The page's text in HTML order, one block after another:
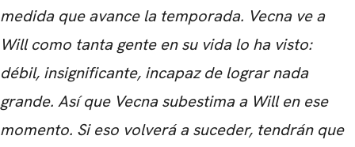
medida que avance la temporada. Vecna ​​ve a
Will como tanta gente en su vida lo ha visto:
débil, insignificante, incapaz de lograr nada
grande. Así que Vecna ​​subestima a Will en ese
momento. Si eso volverá a suceder, tendrán que